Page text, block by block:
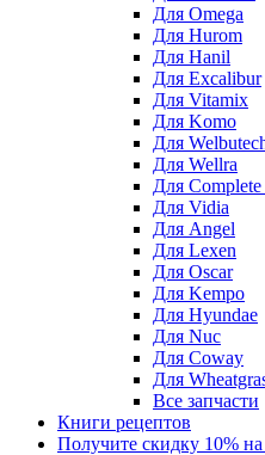
Для Omega
Для Hurom
Для Hanil
Для Excalibur
Для Vitamix
Для Komo
Для
Для Wellra
Для
Для Vidia
Для Angel
Для Lexen
Для Oscar
Для Kempo
Для Hyundae
Для Nuc
Для Coway
Для
Все запчасти
Книги рецептов
Получите скидку 10%